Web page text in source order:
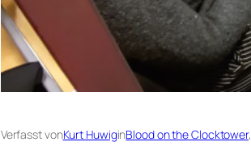
Verfasst vonKurt HuwiginBlood on the Clocktower,